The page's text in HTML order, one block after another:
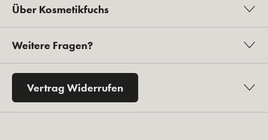
Über Kosmetikfuchs
Weitere Fragen?
Vertrag Widerrufen